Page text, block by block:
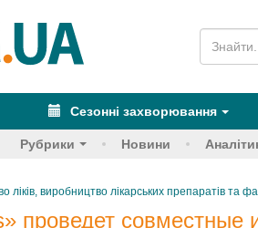
Сезонні захворювання
Рубрики Новини
ліків, виробництво лікарських препаратів та
проведет совместные